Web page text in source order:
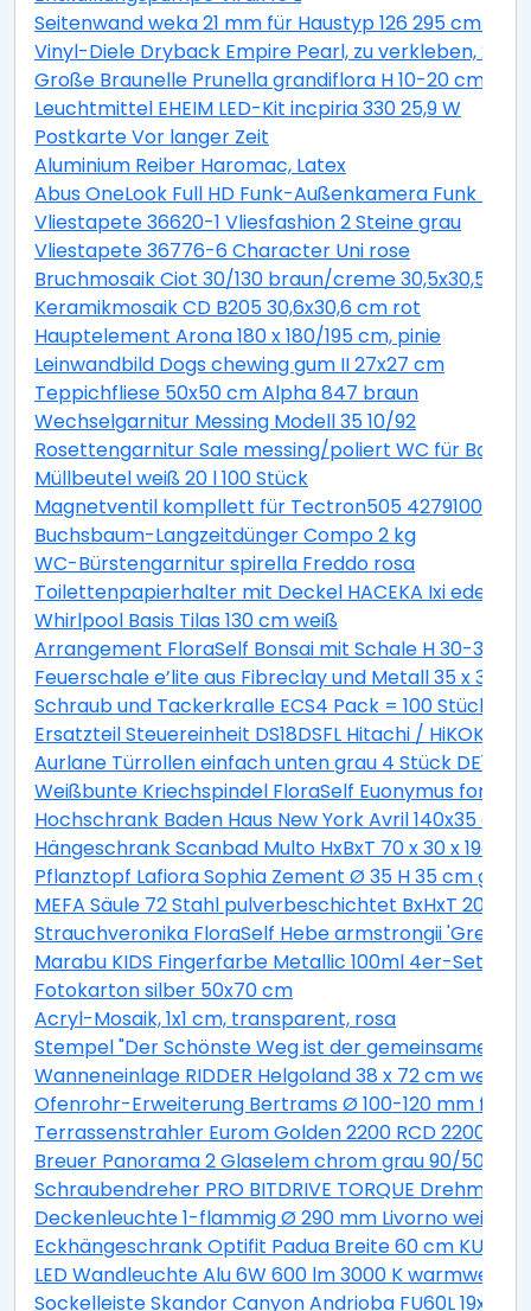
Seitenwand weka 21 mm für Haustyp 126 295 cm
Vinyl-Diele Dryback Empire Pearl, zu verkleben,
Große Braunelle Prunella grandiflora H 10-20 cm Co
Leuchtmittel EHEIM LED-Kit incpiria 330 25,9 W
Postkarte Vor langer Zeit
Aluminium Reiber Haromac, Latex
Abus OneLook Full HD Funk-Außenkamera Funk
Vliestapete 36620-1 Vliesfashion 2 Steine grau
Vliestapete 36776-6 Character Uni rose
Bruchmosaik Ciot 30/130 braun/creme 30,5x30,5 cm
Keramikmosaik CD B205 30,6x30,6 cm rot
Hauptelement Arona 180 x 180/195 cm, pinie
Leinwandbild Dogs chewing gum II 27x27 cm
Teppichfliese 50x50 cm Alpha 847 braun
Wechselgarnitur Messing Modell 35 10/92
Rosettengarnitur Sale messing/poliert WC für Bad +
Müllbeutel weiß 20 l 100 Stück
Magnetventil kompllett für Tectron505 42791000
Buchsbaum-Langzeitdünger Compo 2 kg
WC-Bürstengarnitur spirella Freddo rosa
Toilettenpapierhalter mit Deckel HACEKA Ixi
Whirlpool Basis Tilas 130 cm weiß
Arrangement FloraSelf Bonsai mit Schale H 30-38
Feuerschale e’lite aus Fibreclay und Metall 35 x 35 x
Schraub und Tackerkralle ECS4 Pack = 100 Stück
Ersatzteil Steuereinheit DS18DSFL Hitachi / HiKOKI
Aurlane Türrollen einfach unten grau 4 Stück DE142
Weißbunte Kriechspindel FloraSelf Euonymus
Hochschrank Baden Haus New York Avril 140x35 cm
Hängeschrank Scanbad Multo HxBxT 70 x 30 x 19cm
Pflanztopf Lafiora Sophia Zement Ø 35 H 35 cm grau
MEFA Säule 72 Stahl pulverbeschichtet BxHxT 205/
Strauchveronika FloraSelf Hebe armstrongii 'Green
Marabu KIDS Fingerfarbe Metallic 100ml 4er-Set
Fotokarton silber 50x70 cm
Acryl-Mosaik, 1x1 cm, transparent, rosa
Stempel "Der Schönste Weg ist der gemeinsame"
Wanneneinlage RIDDER Helgoland 38 x 72 cm weiß
Ofenrohr-Erweiterung Bertrams Ø 100-120 mm
Terrassenstrahler Eurom Golden 2200 RCD 2200W
Breuer Panorama 2 Glaselem chrom grau 90/50 cm
Schraubendreher PRO BITDRIVE TORQUE
Deckenleuchte 1-flammig Ø 290 mm Livorno weiß/
Eckhängeschrank Optifit Padua Breite 60 cm KUPD
LED Wandleuchte Alu 6W 600 lm 3000 K warmweiß
Sockelleiste Skandor Canyon Andrioba FU60L